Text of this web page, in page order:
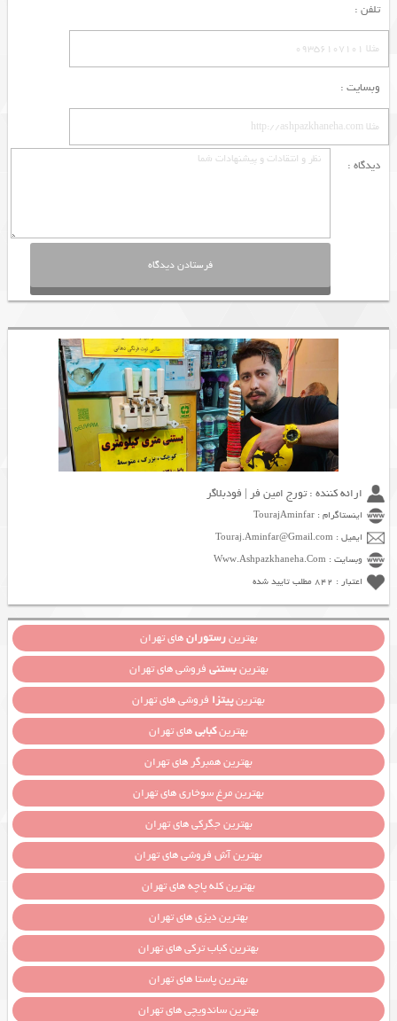
تلفن :
وبسایت :
دیدگاه :
ارائه کننده : تورج امین فر | فودبلاگر
اینستاگرام : TourajAminfar
ایمیل : Touraj.Aminfar@Gmail.com
وبسایت : Www.Ashpazkhaneha.Com
اعتبار : 842 مطلب تایید شده
بهترینرستورانهای تهران
بهترینبستنی فروشی های تهران
بهترینپیتزا فروشی های تهران
بهترینکبابیهای تهران
بهترین همبرگر های تهران
بهترین مرغ سوخاری های تهران
بهترین جگرکی های تهران
بهترین آش فروشی های تهران
بهترین کله پاچه های تهران
بهترین دیزی های تهران
بهترین کباب ترکی های تهران
بهترین پاستا های تهران
بهترین ساندویچی های تهران